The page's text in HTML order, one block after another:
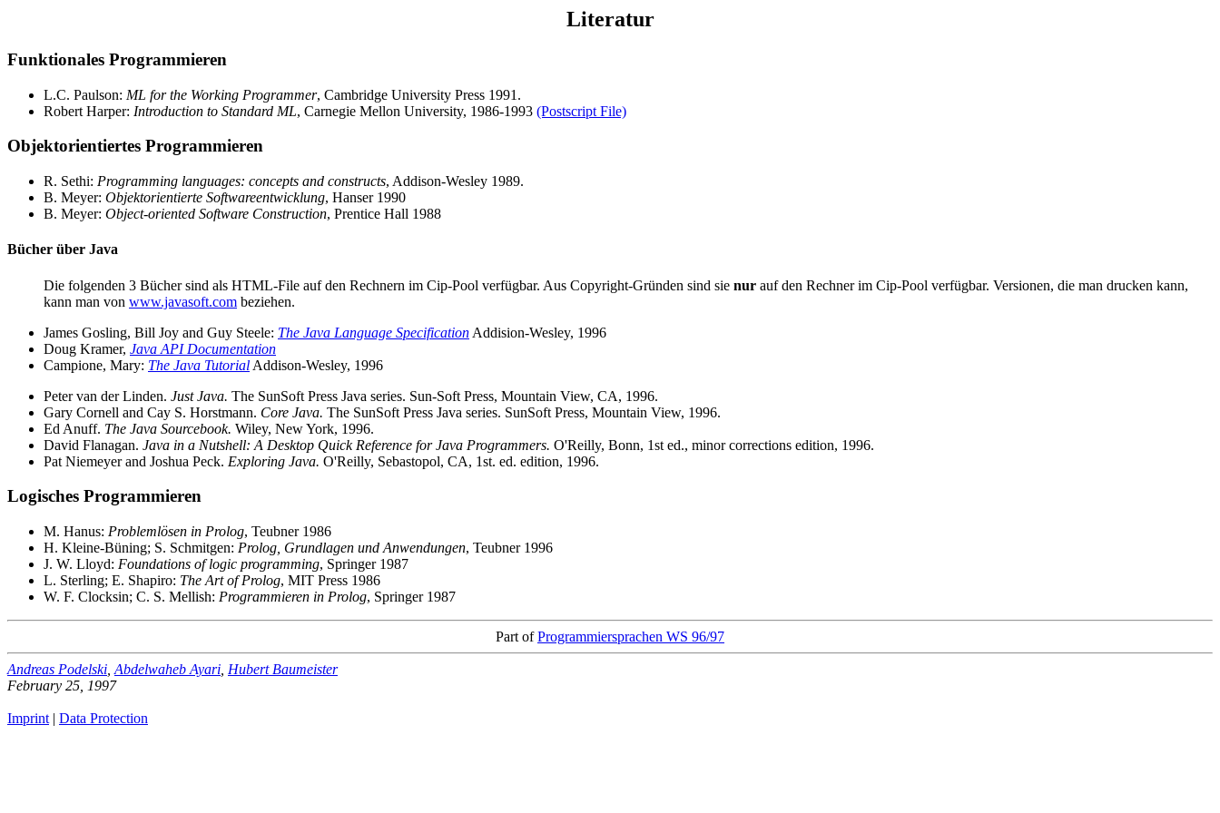
Literatur
Funktionales Programmieren
L.C. Paulson: ML for the Working Programmer, Cambridge University Press 1991.
Robert Harper: Introduction to Standard ML, Carnegie Mellon University, 1986-1993 (Postscript File)
Objektorientiertes Programmieren
R. Sethi: Programming languages: concepts and constructs, Addison-Wesley 1989.
B. Meyer: Objektorientierte Softwareentwicklung, Hanser 1990
B. Meyer: Object-oriented Software Construction, Prentice Hall 1988
Bücher über Java
Die folgenden 3 Bücher sind als HTML-File auf den Rechnern im Cip-Pool verfügbar. Aus Copyright-Gründen sind sie nur auf den Rechner im Cip-Pool verfügbar. Versionen, die man drucken kann,
kann man von www.javasoft.com beziehen.
James Gosling, Bill Joy and Guy Steele: The Java Language Specification Addision-Wesley, 1996
Doug Kramer, Java API Documentation
Campione, Mary: The Java Tutorial Addison-Wesley, 1996
Peter van der Linden. Just Java. The SunSoft Press Java series. Sun-Soft Press, Mountain View, CA, 1996.
Gary Cornell and Cay S. Horstmann. Core Java. The SunSoft Press Java series. SunSoft Press, Mountain View, 1996.
Ed Anuff. The Java Sourcebook. Wiley, New York, 1996.
David Flanagan. Java in a Nutshell: A Desktop Quick Reference for Java Programmers. O'Reilly, Bonn, 1st ed., minor corrections edition, 1996.
Pat Niemeyer and Joshua Peck. Exploring Java. O'Reilly, Sebastopol, CA, 1st. ed. edition, 1996.
Logisches Programmieren
M. Hanus: Problemlösen in Prolog, Teubner 1986
H. Kleine-Büning; S. Schmitgen: Prolog, Grundlagen und Anwendungen, Teubner 1996
J. W. Lloyd: Foundations of logic programming, Springer 1987
L. Sterling; E. Shapiro: The Art of Prolog, MIT Press 1986
W. F. Clocksin; C. S. Mellish: Programmieren in Prolog, Springer 1987
Part ofProgrammiersprachen WS 96/97
Andreas Podelski Abdelwaheb Ayari Hubert Baumeister
February 25, 1997
Imprint | Data Protection